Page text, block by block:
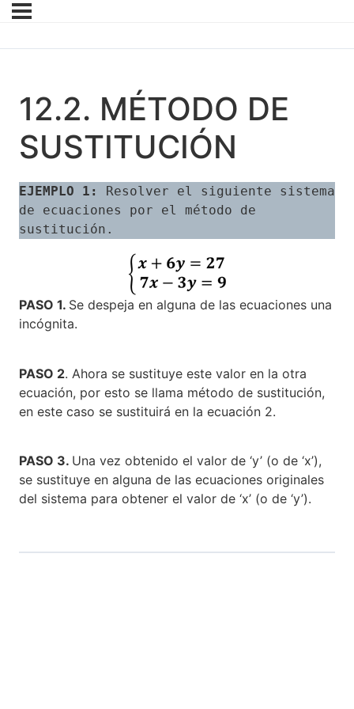
12.2. MÉTODO DE
SUSTITUCIÓN
EJEMPLO 1:
Resolver el siguiente sistema
de ecuaciones por el método de
sustitución.
PASO 1. Se despeja en alguna de las ecuaciones una
incógnita.
PASO 2. Ahora se sustituye este valor en la otra
ecuación, por esto se llama método de sustitución,
en este caso se sustituirá en la ecuación 2.
PASO 3. Una vez obtenido el valor de ‘y’ (o de ‘x’),
se sustituye en alguna de las ecuaciones originales
del sistema para obtener el valor de ‘x’ (o de ‘y’).